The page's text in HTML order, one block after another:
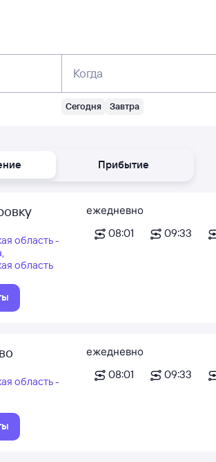
Когда
Сегодня Завтра
Прибытие
область -
область
ежедневно
08:01
09:33
область -
ежедневно
08:01
09:33